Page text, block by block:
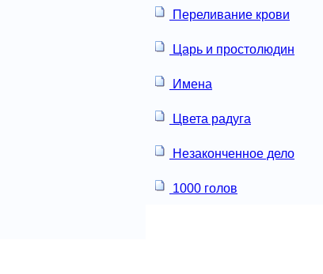
Переливание крови
Царь и простолюдин
Имена
Цвета радуга
Незаконченное дело
1000 голов